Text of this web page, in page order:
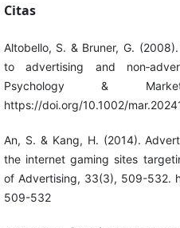
Citas
Altobello, S. & Bruner, G.
to advertising and
Psychology &
https://doi.org/10.1002/
An, S. & Kang, H. (2014).
the internet gaming sites
of Advertising, 33(3), 509-532.
509-532